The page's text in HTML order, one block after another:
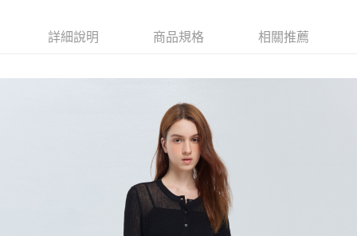
每筆NT$80，滿NT$2,000(含以上)免運費
每筆NT$80，滿NT$2,000(含以上)免運費
每筆NT$80，滿NT$2,000(含以上)免運費
詳細說明 商品規格 相關推薦